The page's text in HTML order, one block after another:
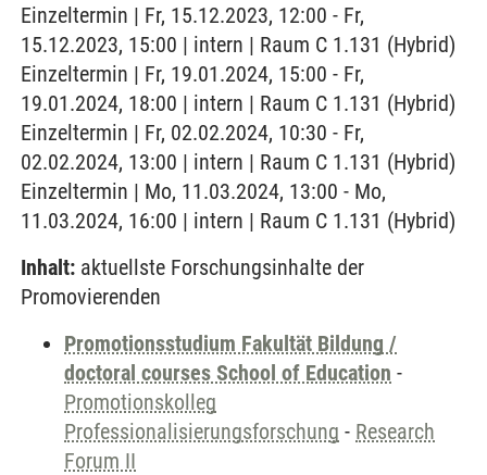
Einzeltermin | Fr, 15.12.2023, 12:00 - Fr,
15.12.2023, 15:00 | intern | Raum C 1.131 (Hybrid)
Einzeltermin | Fr, 19.01.2024, 15:00 - Fr,
19.01.2024, 18:00 | intern | Raum C 1.131 (Hybrid)
Einzeltermin | Fr, 02.02.2024, 10:30 - Fr,
02.02.2024, 13:00 | intern | Raum C 1.131 (Hybrid)
Einzeltermin | Mo, 11.03.2024, 13:00 - Mo,
11.03.2024, 16:00 | intern | Raum C 1.131 (Hybrid)
Inhalt: aktuellste Forschungsinhalte der
Promovierenden
Promotionsstudium Fakultät Bildung /
doctoral courses School of Education -
Promotionskolleg
Professionalisierungsforschung - Research
Forum II